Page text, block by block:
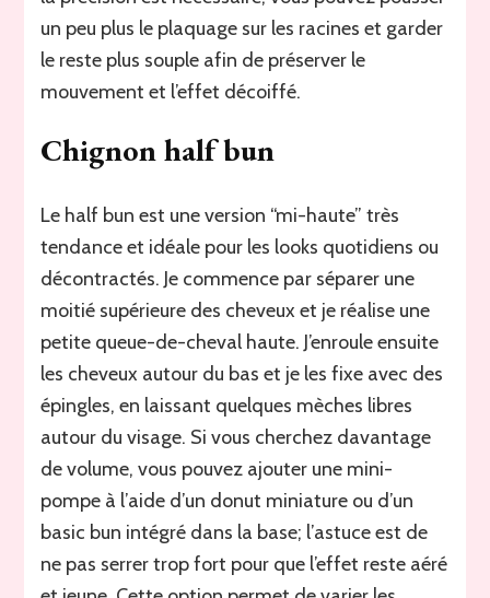
un peu plus le plaquage sur les racines et garder
le reste plus souple afin de préserver le
mouvement et l’effet décoiffé.
Chignon half bun
Le half bun est une version “mi-haute” très
tendance et idéale pour les looks quotidiens ou
décontractés. Je commence par séparer une
moitié supérieure des cheveux et je réalise une
petite queue-de-cheval haute. J’enroule ensuite
les cheveux autour du bas et je les fixe avec des
épingles, en laissant quelques mèches libres
autour du visage. Si vous cherchez davantage
de volume, vous pouvez ajouter une mini-
pompe à l’aide d’un donut miniature ou d’un
basic bun intégré dans la base; l’astuce est de
ne pas serrer trop fort pour que l’effet reste aéré